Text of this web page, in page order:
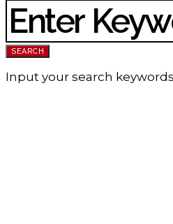
SEARCH FOR:
SEARCH
Input your search